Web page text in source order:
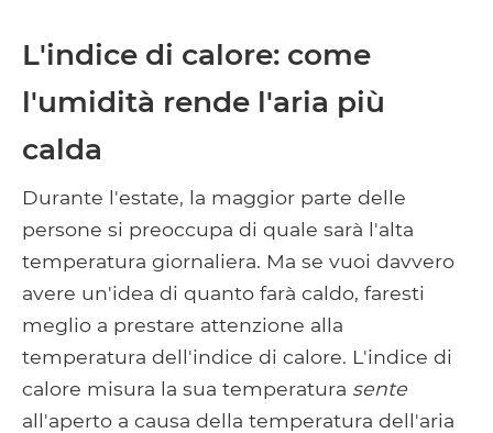
L'indice di calore: come
l'umidità rende l'aria più
calda
Durante l'estate, la maggior parte delle
persone si preoccupa di quale sarà l'alta
temperatura giornaliera. Ma se vuoi davvero
avere un'idea di quanto farà caldo, faresti
meglio a prestare attenzione alla
temperatura dell'indice di calore. L'indice di
calore misura la sua temperatura sente
all'aperto a causa della temperatura dell'aria